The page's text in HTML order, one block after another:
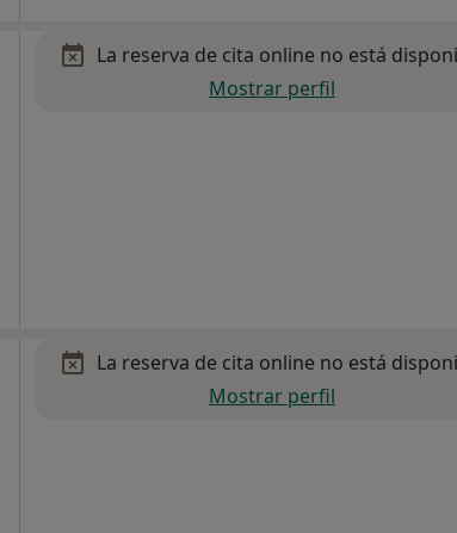
La reserva de cita online no está
Mostrar perfil
La reserva de cita online no está
Mostrar perfil